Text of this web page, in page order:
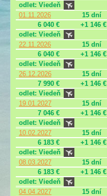
odlet: Viedeň
01.11.2026
15 dní
6 040 €
+1 146 €
odlet: Viedeň
22.11.2026
15 dní
6 040 €
+1 146 €
odlet: Viedeň
26.12.2026
15 dní
7 990 €
+1 146 €
odlet: Viedeň
19.01.2027
15 dní
7 046 €
+1 146 €
odlet: Viedeň
10.02.2027
15 dní
6 183 €
+1 146 €
odlet: Viedeň
08.03.2027
15 dní
6 183 €
+1 146 €
odlet: Viedeň
04.04.2027
15 dní